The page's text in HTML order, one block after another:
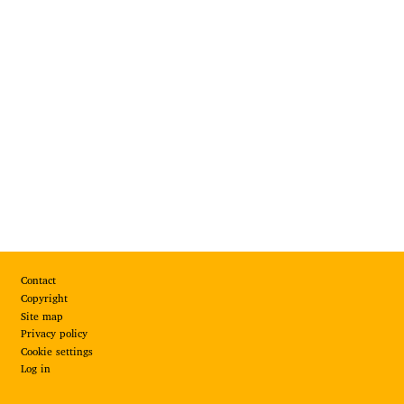
Footer
Contact
Copyright
Site map
Privacy policy
Cookie settings
Log in